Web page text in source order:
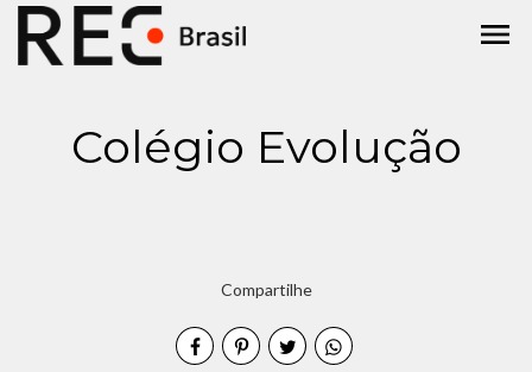
menu
Colégio Evolução
Compartilhe